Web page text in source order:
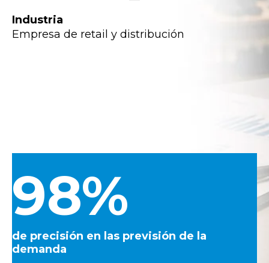
Industria
Empresa de retail y distribución
98%
de precisión en las previsión de la
demanda